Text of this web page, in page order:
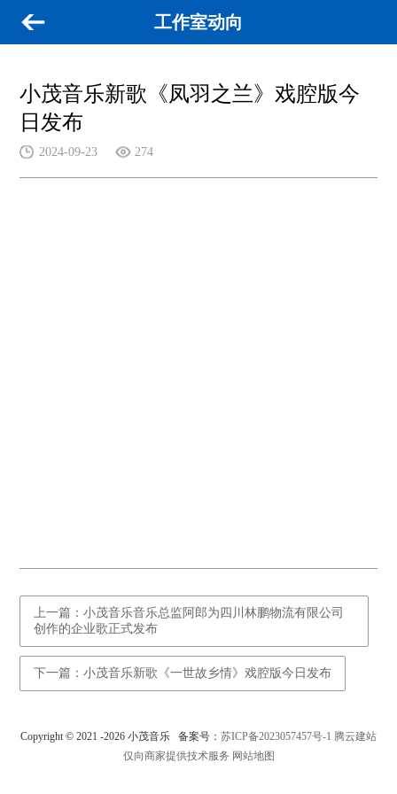
工作室动向
小茂音乐新歌《凤羽之兰》戏腔版今
日发布
2024-09-23 274
上一篇：小茂音乐音乐总监阿郎为四川林鹏物流有限公司
创作的企业歌正式发布
下一篇：小茂音乐新歌《一世故乡情》戏腔版今日发布
Copyright © 2021 -2026 小茂音乐 备案号： 苏ICP备2023057457号-1 腾云建站
仅向商家提供技术服务 网站地图